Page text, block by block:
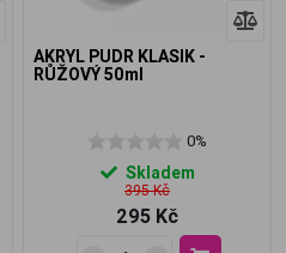
AKRYL PUDR KLASIK -
RŮŽOVÝ 50ml
0%
Skladem
395 Kč
295 Kč